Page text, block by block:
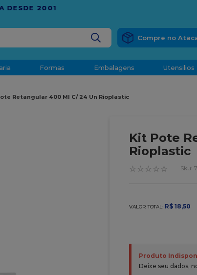
EM COMPRAS ACIMA DE R$ 1.000,00 PARA O
Formas Embalagens Utensilios
Retangular 400 Ml C/ 24 Un Rioplastic
Kit Pote
Rioplastic
☆ ☆ ☆ ☆ ☆ :
VALOR TOTAL: R$ 18,50
Produto
Deixe seu dados,